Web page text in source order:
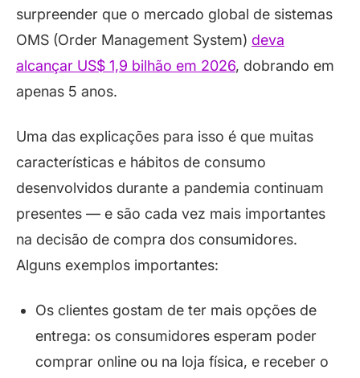
surpreender que o mercado global de sistemas
OMS (Order Management System) deva
alcançar US$ 1,9 bilhão em 2026, dobrando em
apenas 5 anos.
Uma das explicações para isso é que muitas
características e hábitos de consumo
desenvolvidos durante a pandemia continuam
presentes — e são cada vez mais importantes
na decisão de compra dos consumidores.
Alguns exemplos importantes:
Os clientes gostam de ter mais opções de
entrega: os consumidores esperam poder
comprar online ou na loja física, e receber o